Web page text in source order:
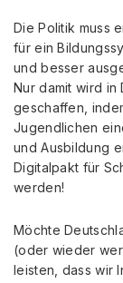
Die Politik muss
für ein
und besser
Nur damit wird
geschaffen,
Jugendlichen
und Ausbildung
Digitalpakt für
werden!
Möchte
(oder wieder
leisten, dass wir